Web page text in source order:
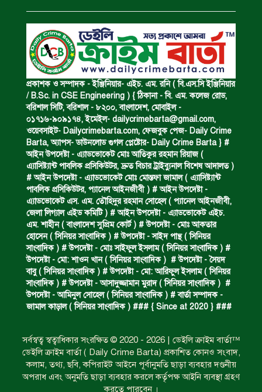
নিম্নাঞ্চল প্লাবিত হওয়ার শঙ্কা।
অভিমান করে স্বামীর আত্মহত্যা।
ধর্ষণচেষ্টা ও হত্যা মামলায় মৃত্যুদণ্ড।
বিশুদ্ধ পানির পাম্প পেল শতাধিক পরিবার।
সড়ক দুর্ঘটনায় বাসচাপায় মৃত্যুর ঘটনা।
বিজিবি’র অভিযানে ইয়াবা জব্দ।
অপহৃত রোহিঙ্গা উদ্ধার।
পানিতে ডুবে এক ছাত্রের মৃত্যু।
প্রকাশক ও সম্পাদক - ইঞ্জিনিয়ার- এইচ. এম. রনি ( বি.এস.সি ইঞ্জিনিয়ার
/ B.Sc. in CSE Engineering ) { ঠিকানা - বি. এম. কলেজ রোড,
বরিশাল সিটি, বরিশাল - ৮২০০, বাংলাদেশ, মোবাইল -
০১৭১৬-৯০৯১৭৪, ইমেইল- dailycrimebarta@gmail.com,
ওয়েবসাইট- Dailycrimebarta.com, ফেজবুক পেজ- Daily Crime
Barta, অ‍্যাপস- ডাউনলোড গুগল প্লেষ্টোর- Daily Crime Barta } #
আইন উপদেষ্টা - এ্যাডভোকেট মোঃ আতিকুর রহমান রিয়াজ (
এ‍্যাসিষ্ট‍্যান্ট পাবলিক প্রসিকিউটর, দ্রুত বিচার ট্রাইব্যুনাল বিশেষ আদালত )
# আইন উপদেষ্টা - এ্যাডভোকেট মোঃ মোস্তফা জামাল ( এ‍্যাসিষ্ট‍্যান্ট
পাবলিক প্রসিকিউটর, প‍্যানেল আইনজীবী ) # আইন উপদেষ্টা -
এ্যাডভোকেট এস. এম. তৌহিদুর রহমান সোহেল ( প‍্যানেল আইনজীবী,
জেলা লিগ্যাল এইড কমিটি ) # আইন উপদেষ্টা - এ্যাডভোকেট এইচ.
এম. শাহীন ( বাংলাদেশ সুপ্রিম কোর্ট ) # উপদেষ্টা - মোঃ আকতার
হোসেন ( সিনিয়র সাংবাদিক ) # উপদেষ্টা - সাইদ পান্থ ( সিনিয়র
সাংবাদিক ) # উপদেষ্টা - মোঃ সাইফুল ইসলাম ( সিনিয়র সাংবাদিক ) #
উপদেষ্টা - মো: শাওন খান ( সিনিয়র সাংবাদিক ) # উপদেষ্টা - সৈয়দ
বাবু ( সিনিয়র সাংবাদিক ) # উপদেষ্টা - মো: আরিফুল ইসলাম ( সিনিয়র
সাংবাদিক ) # উপদেষ্টা - আসাদুজ্জামান মুরাদ ( সিনিয়র সাংবাদিক ) #
উপদেষ্টা - আমিনুল সোহেল ( সিনিয়র সাংবাদিক ) # বার্তা সম্পাদক -
জামাল কাড়াল ( সিনিয়র সাংবাদিক ) ### { Since at 2020 } ###
সর্বস্বত্ব স্বত্বাধিকার সংরক্ষিত © 2020 - 2026 | ডেইলি ক্রাইম বার্তা™
ডেইলি ক্রাইম বার্তা ( Daily Crime Barta) প্রকাশিত কোনও সংবাদ,
কলাম, তথ্য, ছবি, কপিরাইট আইনে পূর্বানুমতি ছাড়া ব্যবহার দণ্ডনীয়
অপরাধ এবং অনুমতি ছাড়া ব্যবহার করলে কর্তৃপক্ষ আইনি ব্যবস্থা গ্রহণ
করতে পারবেন ।